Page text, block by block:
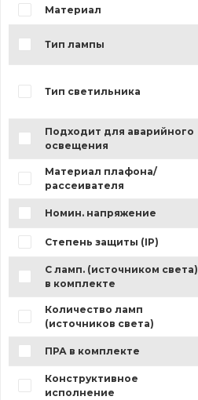
Материал
Тип лампы
Тип светильника
Подходит для аварийного
освещения
Материал плафона/
рассеивателя
Номин. напряжение
Степень защиты (IP)
С ламп. (источником света)
в комплекте
Количество ламп
(источников света)
ПРА в комплекте
Конструктивное
исполнение